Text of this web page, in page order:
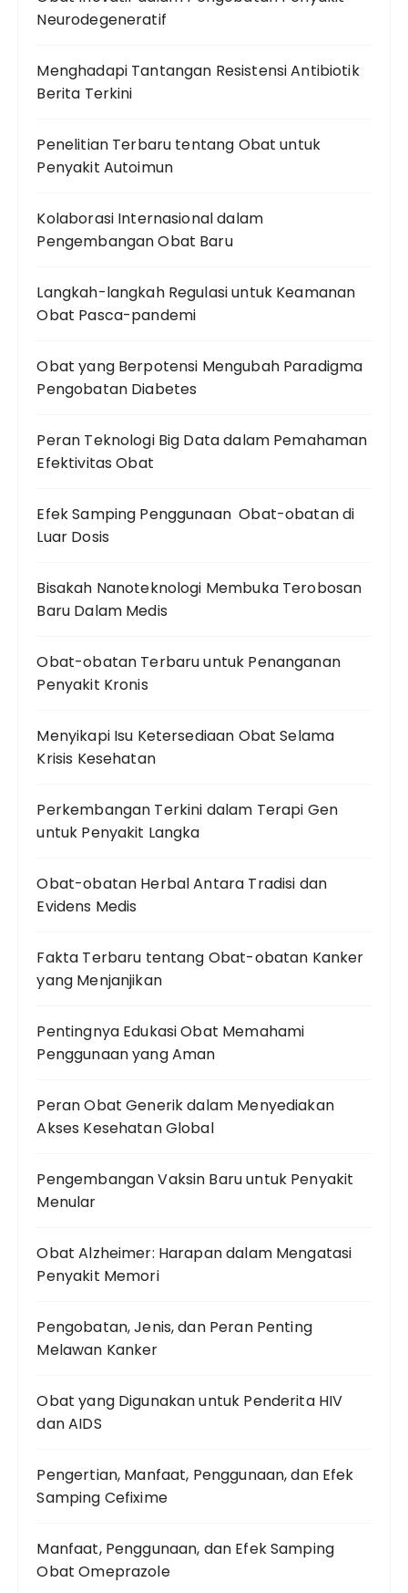
Neurodegeneratif
Menghadapi Tantangan Resistensi Antibiotik
Berita Terkini
Penelitian Terbaru tentang Obat untuk
Penyakit Autoimun
Kolaborasi Internasional dalam
Pengembangan Obat Baru
Langkah-langkah Regulasi untuk Keamanan
Obat Pasca-pandemi
Obat yang Berpotensi Mengubah Paradigma
Pengobatan Diabetes
Peran Teknologi Big Data dalam Pemahaman
Efektivitas Obat
Efek Samping Penggunaan Obat-obatan di
Luar Dosis
Bisakah Nanoteknologi Membuka Terobosan
Baru Dalam Medis
Obat-obatan Terbaru untuk Penanganan
Penyakit Kronis
Menyikapi Isu Ketersediaan Obat Selama
Krisis Kesehatan
Perkembangan Terkini dalam Terapi Gen
untuk Penyakit Langka
Obat-obatan Herbal Antara Tradisi dan
Evidens Medis
Fakta Terbaru tentang Obat-obatan Kanker
yang Menjanjikan
Pentingnya Edukasi Obat Memahami
Penggunaan yang Aman
Peran Obat Generik dalam Menyediakan
Akses Kesehatan Global
Pengembangan Vaksin Baru untuk Penyakit
Menular
Obat Alzheimer: Harapan dalam Mengatasi
Penyakit Memori
Pengobatan, Jenis, dan Peran Penting
Melawan Kanker
Obat yang Digunakan untuk Penderita HIV
dan AIDS
Pengertian, Manfaat, Penggunaan, dan Efek
Samping Cefixime
Manfaat, Penggunaan, dan Efek Samping
Obat Omeprazole